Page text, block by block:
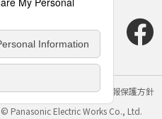
クッキーポリシー
個人情報保護方針
© Panasonic Electric Works Co., Ltd.